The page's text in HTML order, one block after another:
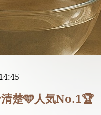
楚🩵人気No.1🏆